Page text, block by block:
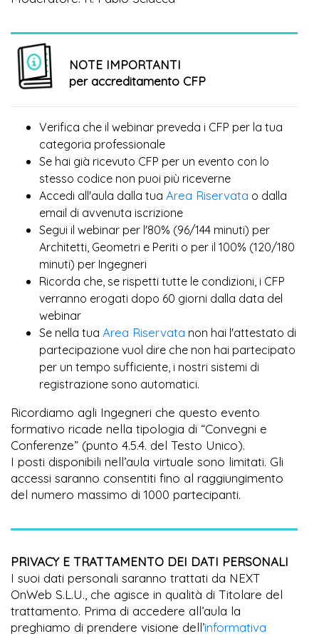
NOTE IMPORTANTI
per accreditamento CFP
Verifica che il webinar preveda i CFP per la tua
categoria professionale
Se hai già ricevuto CFP per un evento con lo
stesso codice non puoi più riceverne
Accedi all'aula dalla tua Area Riservata o dalla
email di avvenuta iscrizione
Segui il webinar per l'80% (96/144 minuti) per
Architetti, Geometri e Periti o per il 100% (120/180
minuti) per Ingegneri
Ricorda che, se rispetti tutte le condizioni, i CFP
verranno erogati dopo 60 giorni dalla data del
webinar
Se nella tua Area Riservata non hai l'attestato di
partecipazione vuol dire che non hai partecipato
per un tempo sufficiente, i nostri sistemi di
registrazione sono automatici.
Ricordiamo agli Ingegneri che questo evento
formativo ricade nella tipologia di “Convegni e
Conferenze” (punto 4.5.4. del Testo Unico).
I posti disponibili nell’aula virtuale sono limitati. Gli
accessi saranno consentiti fino al raggiungimento
del numero massimo di 1000 partecipanti.
PRIVACY E TRATTAMENTO DEI DATI PERSONALI
I suoi dati personali saranno trattati da NEXT
OnWeb S.L.U., che agisce in qualità di Titolare del
trattamento. Prima di accedere all’aula la
preghiamo di prendere visione dell’informativa